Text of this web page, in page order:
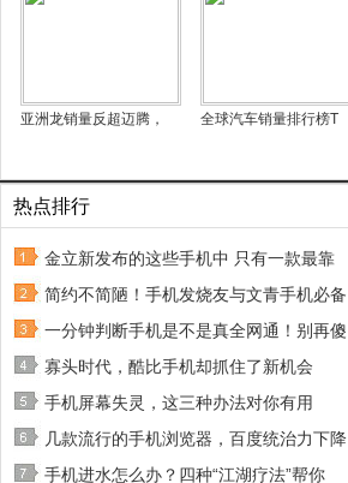
亚洲龙销量反超迈腾， 全球汽车销量排行榜T
热点排行
金立新发布的这些手机中 只有一款最靠
简约不简陋！手机发烧友与文青手机必备
一分钟判断手机是不是真全网通！别再傻
寡头时代，酷比手机却抓住了新机会
手机屏幕失灵，这三种办法对你有用
几款流行的手机浏览器，百度统治力下降
手机进水怎么办？四种“江湖疗法”帮你